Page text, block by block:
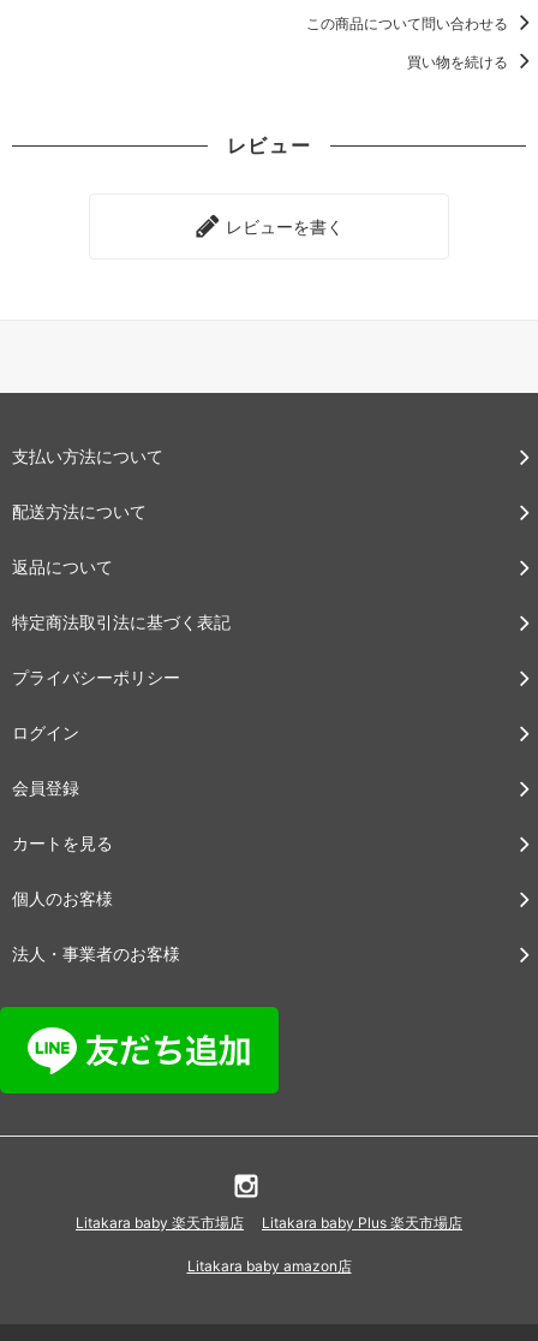
この商品について問い合わせる
買い物を続ける
レビュー
レビューを書く
支払い方法について
配送方法について
返品について
特定商法取引法に基づく表記
プライバシーポリシー
ログイン
会員登録
カートを見る
個人のお客様
法人・事業者のお客様
Litakara baby 楽天市場店 Litakara baby Plus 楽天市場店
Litakara baby amazon店